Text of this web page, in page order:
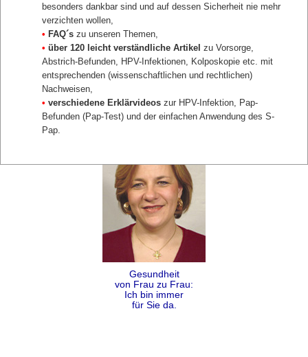
Gesundheit
von Frau zu Frau:
Ich bin immer
für Sie da.
besonders dankbar sind und auf dessen Sicherheit nie mehr
verzichten wollen,
• FAQ´s zu unseren Themen,
• über 120 leicht verständliche Artikel zu Vorsorge,
Abstrich-Befunden, HPV-Infektionen, Kolposkopie etc. mit
entsprechenden (wissenschaftlichen und rechtlichen)
Nachweisen,
• verschiedene Erklärvideos zur HPV-Infektion, Pap-
Befunden (Pap-Test) und der einfachen Anwendung des S-
Pap.